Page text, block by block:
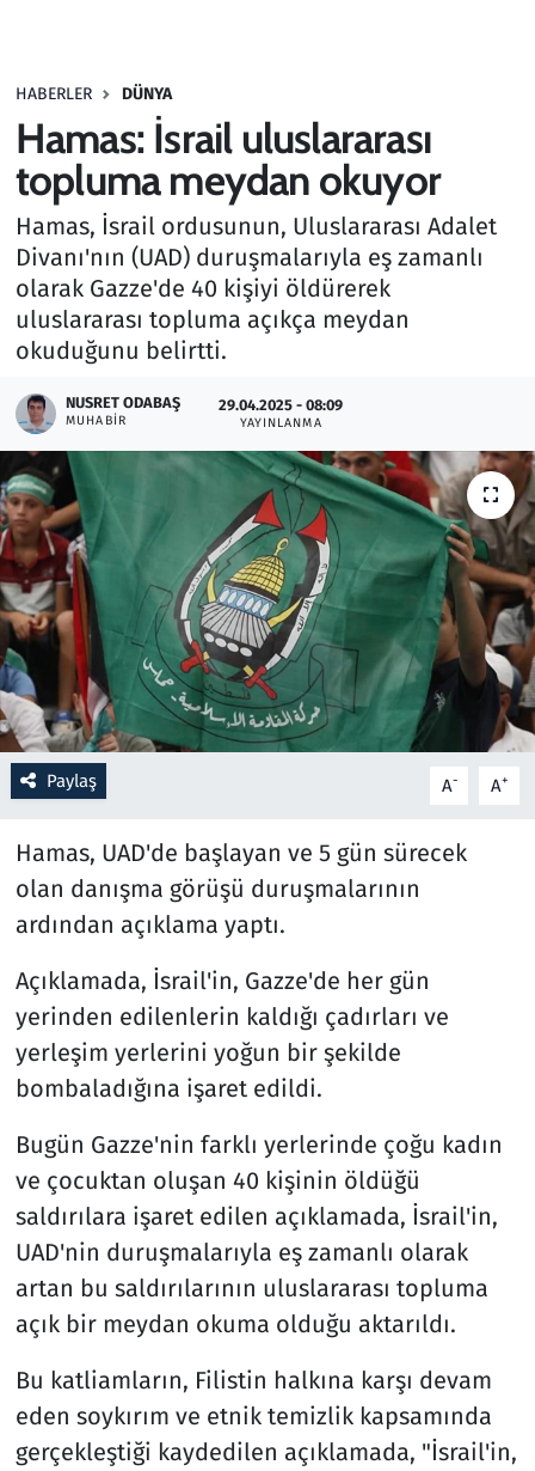
HABERLER DÜNYA
Hamas: İsrail uluslararası
topluma meydan okuyor
Hamas, İsrail ordusunun, Uluslararası Adalet
Divanı'nın (UAD) duruşmalarıyla eş zamanlı
olarak Gazze'de 40 kişiyi öldürerek
uluslararası topluma açıkça meydan
okuduğunu belirtti.
NUSRET ODABAŞ
MUHABIR
29.04.2025 - 08:09
YAYINLANMA
Paylaş A- A+
Hamas, UAD'de başlayan ve 5 gün sürecek
olan danışma görüşü duruşmalarının
ardından açıklama yaptı.
Açıklamada, İsrail'in, Gazze'de her gün
yerinden edilenlerin kaldığı çadırları ve
yerleşim yerlerini yoğun bir şekilde
bombaladığına işaret edildi.
Bugün Gazze'nin farklı yerlerinde çoğu kadın
ve çocuktan oluşan 40 kişinin öldüğü
saldırılara işaret edilen açıklamada, İsrail'in,
UAD'nin duruşmalarıyla eş zamanlı olarak
artan bu saldırılarının uluslararası topluma
açık bir meydan okuma olduğu aktarıldı.
Bu katliamların, Filistin halkına karşı devam
eden soykırım ve etnik temizlik kapsamında
gerçekleştiği kaydedilen açıklamada, "İsrail'in,
Haber
Kültür Sanat
Kurumsal Haberler
Lezzet Durağı
Memur ve Kamu
Otomobil
Oyun
Ramazan
Resmi İlanlar
Rüya Tabirleri
Sağlık
Savunma Sanayi
Spor
Televizyon